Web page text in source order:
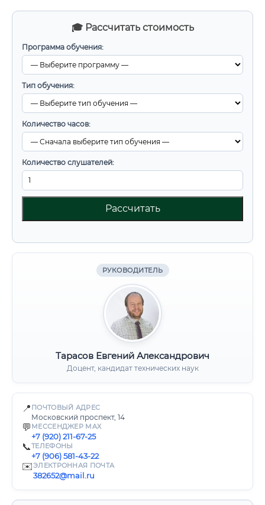
🎓 Рассчитать стоимость
Программа обучения:
Тип обучения:
Количество часов:
Количество слушателей:
Рассчитать
РУКОВОДИТЕЛЬ
Тарасов Евгений Александрович
Доцент, кандидат технических наук
📍 ПОЧТОВЫЙ АДРЕС
Московский проспект, 14
💬 МЕССЕНДЖЕР MAX
+7 (920) 211-67-25
📞ТЕЛЕФОНЫ
+7 (906) 581-43-22
✉️ЭЛЕКТРОННАЯ ПОЧТА
382652@mail.ru